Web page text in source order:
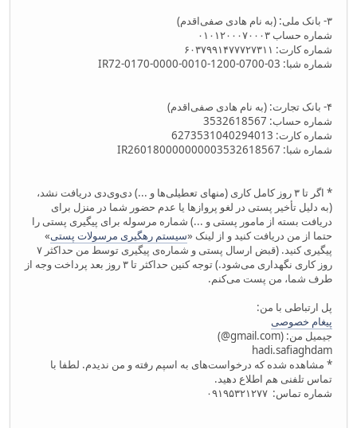
۳- بانک ملی: (به نام هادی صفی‌اقدم)
شماره حساب ۰۱۰۱۲۰۰۰۷۰۰۰۳
شماره کارت: ۶۰۳۷۹۹۱۴۷۷۷۲۷۳۱۱
شماره شبا: IR72-0170-0000-0010-1200-0700-03
۴- بانک تجارت: (به نام هادی صفی‌اقدم)
شماره حساب: 3532618567
شماره کارت: 6273531040294013
شماره شبا: IR260180000000003532618567
* اگر تا ۳ روز کامل کاری (منهای تعطیلی‌ها و ...) دی‌وی‌دی دریافت نشد،
(به دلیل تأخیر پستی در لغو پروازها یا عدم حضور شما در منزل برای
دریافت بسته از مامور پستی و ...) شماره مرسوله برای پیگیری پستی را
حتما از من دریافت کنید و از لینک «سیستم رهگیری مرسولات پستی»
پیگیری کنید. (قبض ارسال پستی و شماره‌ی پیگیری توسط من حداکثر ۷
روز کاری نگهداری می‌شود.) توجه کنین حداکثر تا ۳ روز بعد پرداخت وجه از
طرف شما، من پست می‌کنم.
پل ارتباطی با من:
پیغام خصوصی
جیمیل من: (‪@gmail.com‬)
hadi.safiaghdam
* مشاهده شده که درخواست‌های به اسپم رفته و من ندیدم. لطفا با
تماس تلفنی هم اطلاع دهید.
شماره تماس: ۰۹۱۹۵۳۲۱۲۷۷